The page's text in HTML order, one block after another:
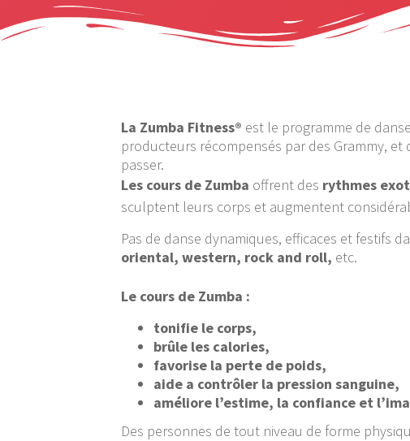
La Zumba Fitness® est le programme de
producteurs récompensés par des Grammy,
passer.
Les cours de Zumba offrent des rythmes
sculptent leurs corps et augmentent
Pas de danse dynamiques, efficaces et festifs
oriental, western, rock and roll, etc.
Le cours de Zumba :
tonifie le corps,
brûle les calories,
favorise la perte de poids,
aide a contrôler la pression sanguine,
améliore l’estime, la confiance et
Des personnes de tout niveau de forme